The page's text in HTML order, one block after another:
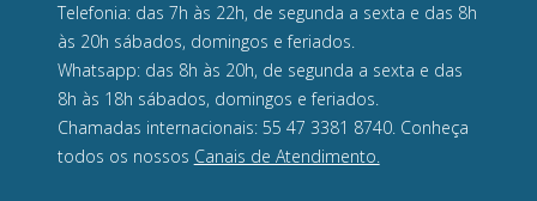
Telefonia: das 7h às 22h, de segunda a sexta e das 8h
às 20h sábados, domingos e feriados.
Whatsapp: das 8h às 20h, de segunda a sexta e das
8h às 18h sábados, domingos e feriados.
Chamadas internacionais: 55 47 3381 8740. Conheça
todos os nossos Canais de Atendimento.